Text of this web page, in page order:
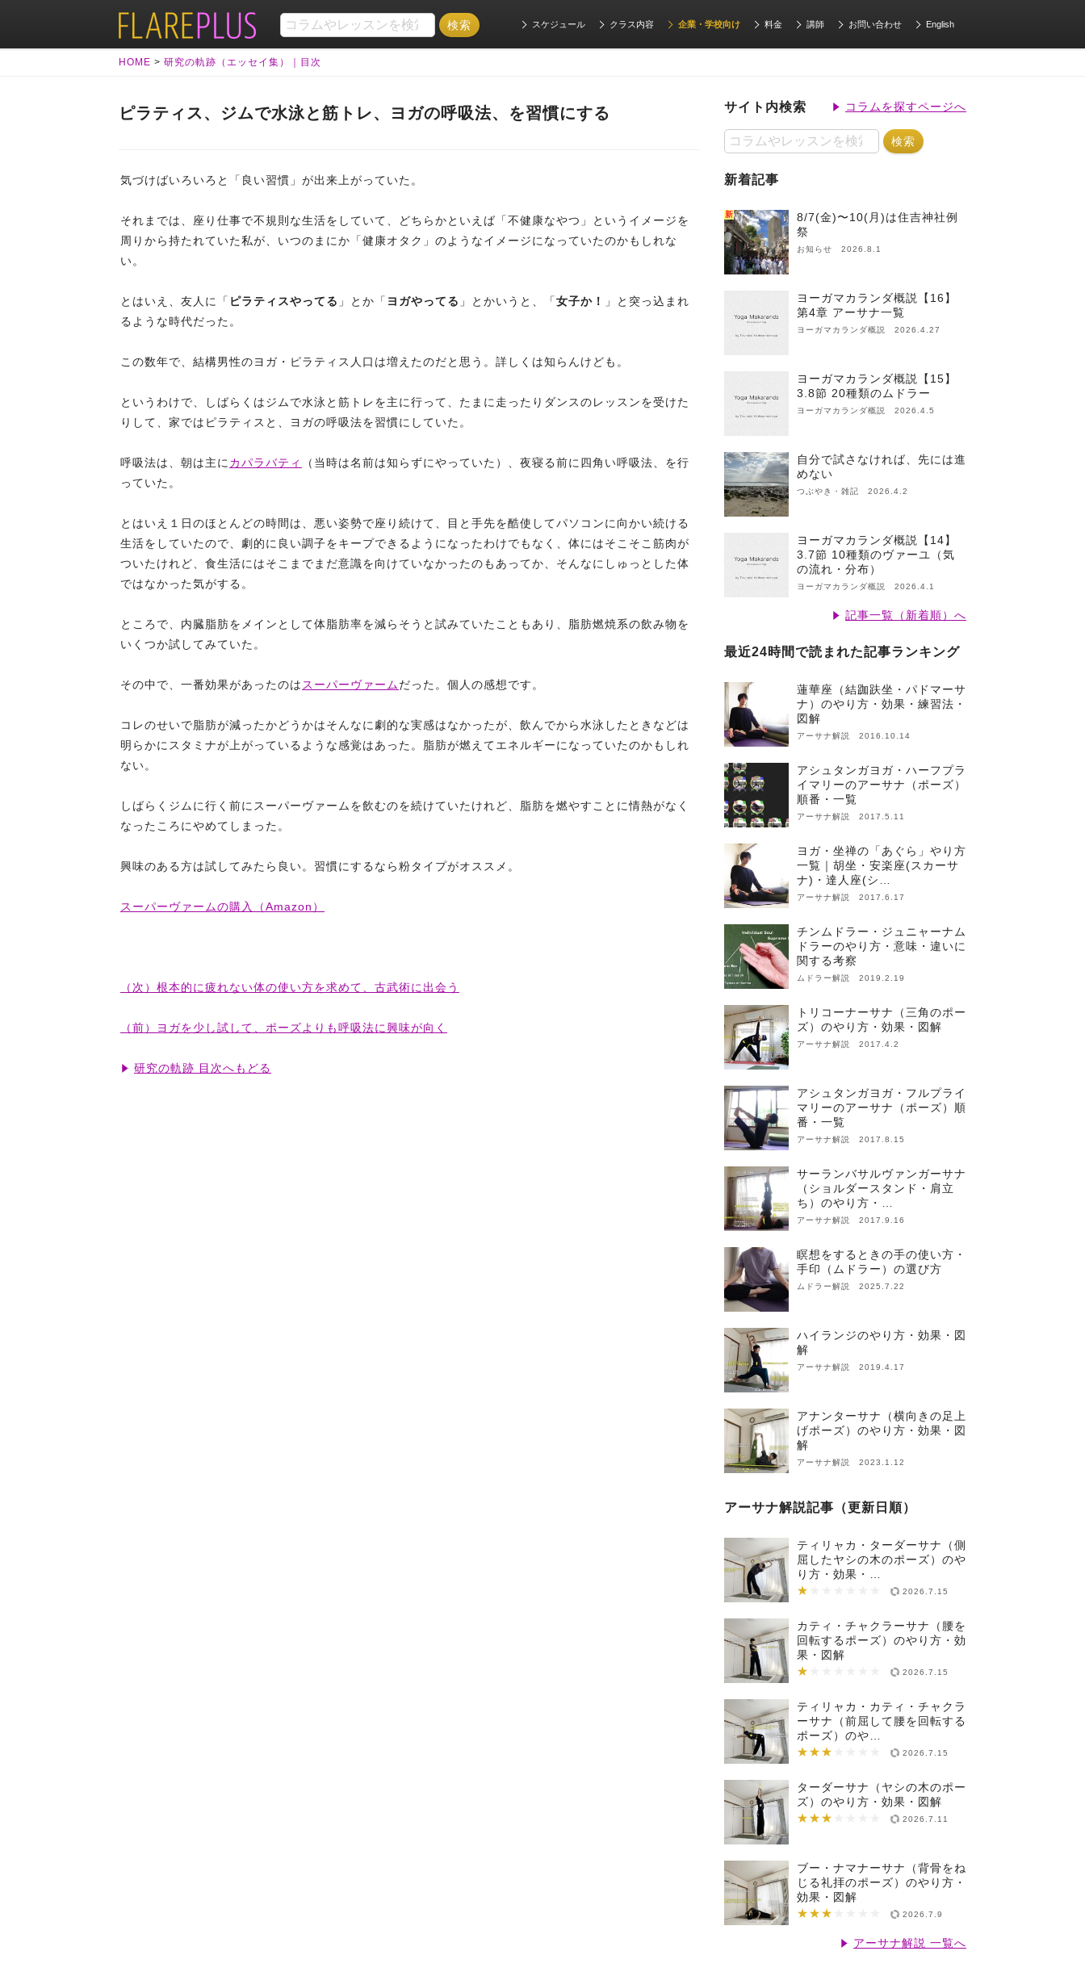
スケジュール クラス内容 企業・学校向け 料金 講師 お問い合わせ English
HOME > 研究の軌跡（エッセイ集）｜目次
ピラティス、ジムで水泳と筋トレ、ヨガの呼吸法、を習慣にする
気づけばいろいろと「良い習慣」が出来上がっていた。
それまでは、座り仕事で不規則な生活をしていて、どちらかといえば「不健康なやつ」というイメージを
周りから持たれていた私が、いつのまにか「健康オタク」のようなイメージになっていたのかもしれな
い。
とはいえ、友人に「 ピラティスやってる 」とか「 ヨガやってる 」とかいうと、「女子か！
」と突っ込まれ
るような時代だった。
この数年で、結構男性のヨガ・ピラティス人口は増えたのだと思う。詳しくは知らんけども。
というわけで、しばらくはジムで水泳と筋トレを主に行って、たまに走ったりダンスのレッスンを受けた
りして、家ではピラティスと、ヨガの呼吸法を習慣にしていた。
呼吸法は、朝は主に カパラバティ
（当時は名前は知らずにやっていた）、夜寝る前に四角い呼吸法、を行
っていた。
とはいえ１日のほとんどの時間は、悪い姿勢で座り続けて、目と手先を酷使してパソコンに向かい続ける
生活をしていたので、劇的に良い調子をキープできるようになったわけでもなく、体にはそこそこ筋肉が
ついたけれど、食生活にはそこまでまだ意識を向けていなかったのもあってか、そんなにしゅっとした体
ではなかった気がする。
ところで、内臓脂肪をメインとして体脂肪率を減らそうと試みていたこともあり、脂肪燃焼系の飲み物を
いくつか試してみていた。
その中で、一番効果があったのは スーパーヴァームだった。個人の感想です。
コレのせいで脂肪が減ったかどうかはそんなに劇的な実感はなかったが、飲んでから水泳したときなどは
明らかにスタミナが上がっているような感覚はあった。脂肪が燃えてエネルギーになっていたのかもしれ
ない。
しばらくジムに行く前にスーパーヴァームを飲むのを続けていたけれど、脂肪を燃やすことに情熱がなく
なったころにやめてしまった。
興味のある方は試してみたら良い。習慣にするなら粉タイプがオススメ。
スーパーヴァームの購入（Amazon）
（次）根本的に疲れない体の使い方を求めて、古武術に出会う
（前）ヨガを少し試して、ポーズよりも呼吸法に興味が向く
研究の軌跡 目次へもどる
サイト内検索 コラムを探すページへ
新着記事
新
8/7(金)〜10(月)は住吉神社例
祭
お知らせ 2026.8.1
ヨーガマカランダ概説【16】
第4章 アーサナ一覧
ヨーガマカランダ概説 2026.4.27
ヨーガマカランダ概説【15】
3.8節 20種類のムドラー
ヨーガマカランダ概説 2026.4.5
自分で試さなければ、先には進
めない
つぶやき・雑記 2026.4.2
ヨーガマカランダ概説【14】
3.7節 10種類のヴァーユ（気
の流れ・分布）
ヨーガマカランダ概説 2026.4.1
記事一覧（新着順）へ
最近24時間で読まれた記事ランキング
蓮華座（結跏趺坐・パドマーサ
ナ）のやり方・効果・練習法・
図解
アーサナ解説 2016.10.14
アシュタンガヨガ・ハーフプラ
イマリーのアーサナ（ポーズ）
順番・一覧
アーサナ解説 2017.5.11
ヨガ・坐禅の「あぐら」やり方
一覧｜胡坐・安楽座(スカーサ
ナ)・達人座(シ…
アーサナ解説 2017.6.17
チンムドラー・ジュニャーナム
ドラーのやり方・意味・違いに
関する考察
ムドラー解説 2019.2.19
トリコーナーサナ（三角のポー
ズ）のやり方・効果・図解
アーサナ解説 2017.4.2
アシュタンガヨガ・フルプライ
マリーのアーサナ（ポーズ）順
番・一覧
アーサナ解説 2017.8.15
サーランバサルヴァンガーサナ
（ショルダースタンド・肩立
ち）のやり方・…
アーサナ解説 2017.9.16
瞑想をするときの手の使い方・
手印（ムドラー）の選び方
ムドラー解説 2025.7.22
ハイランジのやり方・効果・図
解
アーサナ解説 2019.4.17
アナンターサナ（横向きの足上
げポーズ）のやり方・効果・図
解
アーサナ解説 2023.1.12
アーサナ解説記事（更新日順）
ティリャカ・ターダーサナ（側
屈したヤシの木のポーズ）のや
り方・効果・…
★
★★★★★★★ 2026.7.15
カティ・チャクラーサナ（腰を
回転するポーズ）のやり方・効
果・図解
★
★★★★★★★ 2026.7.15
ティリャカ・カティ・チャクラ
ーサナ（前屈して腰を回転する
ポーズ）のや…
★★★
★★★★★★★ 2026.7.15
ターダーサナ（ヤシの木のポー
ズ）のやり方・効果・図解
★★★
★★★★★★★ 2026.7.11
ブー・ナマナーサナ（背骨をね
じる礼拝のポーズ）のやり方・
効果・図解
★★★
★★★★★★★ 2026.7.9
アーサナ解説 一覧へ